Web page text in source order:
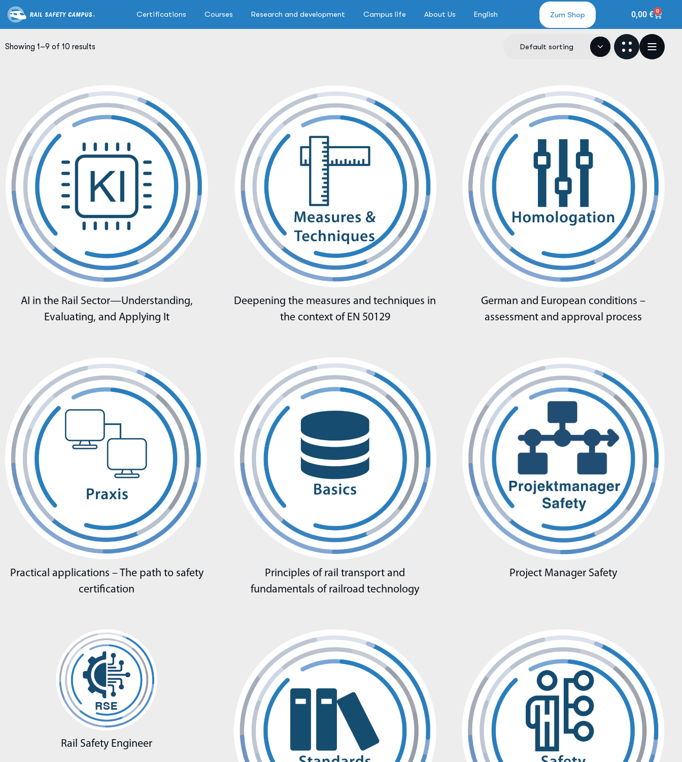
Certifications Courses Research and development Campus life About Us English Zum Shop 0,00 € 0
Showing 1–9 of 10 results Default sorting
AI in the Rail Sector—Understanding,
Evaluating, and Applying It
Deepening the measures and techniques in
the context of EN 50129
German and European conditions –
assessment and approval process
Practical applications – The path to safety
certification
Principles of rail transport and
fundamentals of railroad technology
Project Manager Safety
Rail Safety Engineer